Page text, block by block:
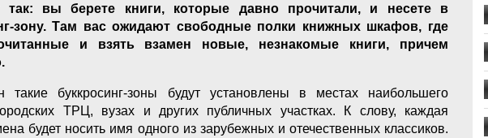
так: вы берете книги, которые давно прочитали, и несете в
зону. Там вас ожидают свободные полки книжных шкафов, где
и взять взамен новые, незнакомые книги, причем
такие буккросинг-зоны будут установлены в местах наибольшего
ТРЦ, вузах и других публичных участках. К слову, каждая
будет носить имя одного из зарубежных и отечественных классиков.